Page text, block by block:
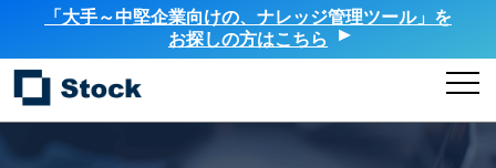
「大手～中堅企業向けの、ナレッジ管理ツール」を
お探しの方はこちら